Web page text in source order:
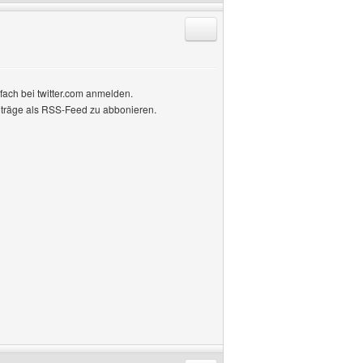
bei twitter.com anmelden.
als RSS-Feed zu abbonieren.